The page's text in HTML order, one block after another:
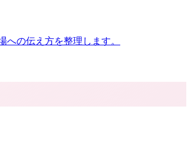
の伝え方を整理します。